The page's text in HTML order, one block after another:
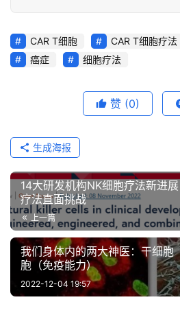
CAR T细胞 CAR T细胞疗法
癌症
细胞疗法
赞 (0)
生成海报
14大研发机构NK细胞疗法新进
疗法直面挑战
上一篇
我们身体内的两大神医：干细胞
胞（免疫能力）
2022-12-04 19:57